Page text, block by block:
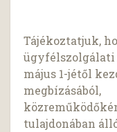
Tájékoztatjuk,
ügyfélszolgálati
május 1-jétől
megbízásából,
tulajdonában